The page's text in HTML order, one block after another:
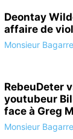
Deontay
affaire de
Monsieur Bagarre
RebeuDeter
youtubeur
face à Greg
Monsieur Bagarre